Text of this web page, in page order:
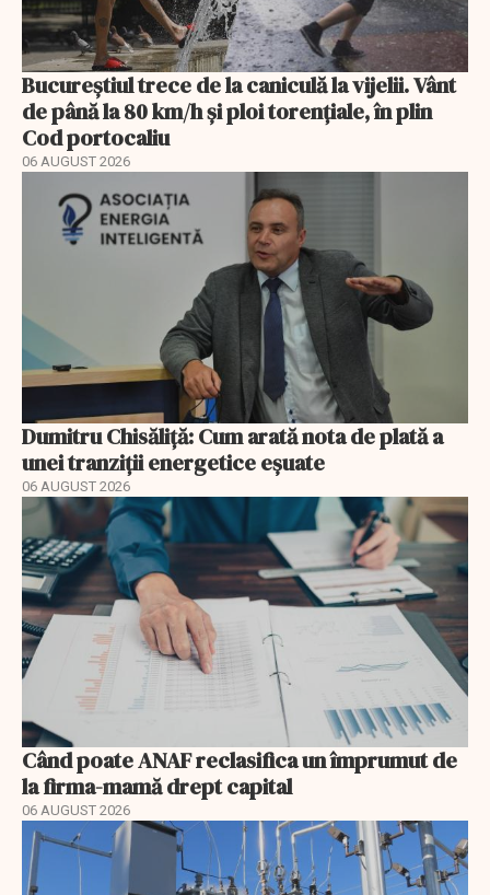
Bucureștiul trece de la caniculă la vijelii. Vânt
de până la 80 km/h și ploi torențiale, în plin
Cod portocaliu
06 AUGUST 2026
Dumitru Chisăliță: Cum arată nota de plată a
unei tranziții energetice eșuate
06 AUGUST 2026
Când poate ANAF reclasifica un împrumut de
la firma-mamă drept capital
06 AUGUST 2026